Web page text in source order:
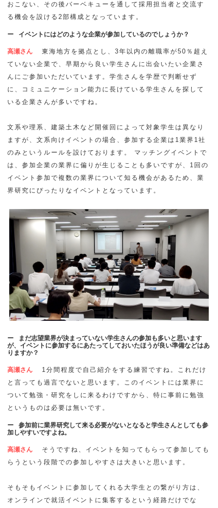
おこない、その後バーベキューを通して採用担当者と交流す
る機会を設ける2部構成となっています。
イベントにはどのような企業が参加しているのでしょうか？
高瀬さん
東海地方を拠点とし、3年以内の離職率が50％超え
ていない企業で、早期から良い学生さんに出会いたい企業さ
んにご参加いただいています。学生さんを学歴で判断せず
に、コミュニケーション能力に長けている学生さんを探して
いる企業さんが多いですね。
文系や理系、建築土木など開催回によって対象学生は異なり
ますが、文系向けイベントの場合、参加する企業は1業界1社
のみというルールを設けております。 マッチングイベントで
は、参加企業の業界に偏りが生じることも多いですが、1回の
イベント参加で複数の業界について知る機会があるため、業
界研究にぴったりなイベントとなっています。
まだ志望業界が決まっていない学生さんの参加も多いと思います
が、イベントに参加するにあたってしておいたほうが良い準備などはあ
りますか？
高瀬さん
1分間程度で自己紹介をする練習ですね。これだけ
と言っても過言でないと思います。このイベントには業界に
ついて勉強・研究をしに来るわけですから、特に事前に勉強
というものは必要は無いです。
参加前に業界研究して来る必要がないとなると学生さんとしても参
加しやすいですよね。
高瀬さん
そうですね、イベントを知ってもらって参加しても
らうという段階での参加しやすさは大きいと思います。
そもそもイベントに参加してくれる大学生との繋がり方は、
オンラインで就活イベントに集客するという経路だけでな